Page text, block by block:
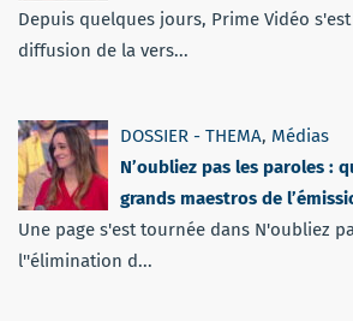
Depuis quelques jours, Prime Vidéo
diffusion de la vers...
DOSSIER - THEMA, Médias
N’oubliez pas les paroles :
grands maestros de
Une page s'est tournée dans N'oubliez
l''élimination d...